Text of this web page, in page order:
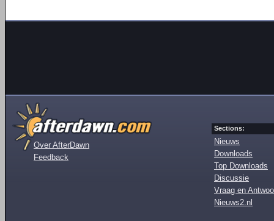
Over AfterDawn
Feedback
Sections:
Nieuws
Downloads
Top Downloads
Discussie
Vraag en
Nieuws2.nl